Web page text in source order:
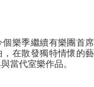
樂季繼續有樂團首
在散發獨特情懷的
當代室樂作品。